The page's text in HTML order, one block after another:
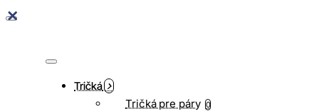
Tričká
Tričká pre páry 0